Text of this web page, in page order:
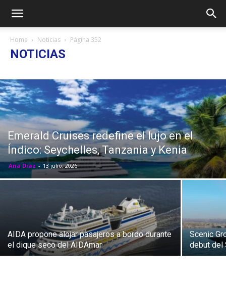
Home Noticias Página 352
NOTICIAS
Emerald Cruises redefine el lujo en el
Índico: Seychelles, Tanzania y Kenia
Ana Diaz - 13 julio, 2026
AIDA propone alojar pasajeros a bordo durante
el dique seco del AIDAmar
Scenic
debut del